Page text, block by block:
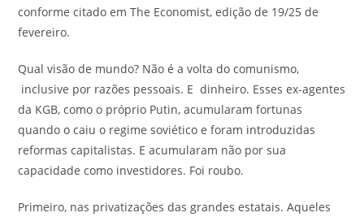
conforme citado em The Economist, edição de 19/25 de
fevereiro.
Qual visão de mundo? Não é a volta do comunismo,
inclusive por razões pessoais. E dinheiro. Esses ex-agentes
da KGB, como o próprio Putin, acumularam fortunas
quando o caiu o regime soviético e foram introduzidas
reformas capitalistas. E acumularam não por sua
capacidade como investidores. Foi roubo.
Primeiro, nas privatizações das grandes estatais. Aqueles